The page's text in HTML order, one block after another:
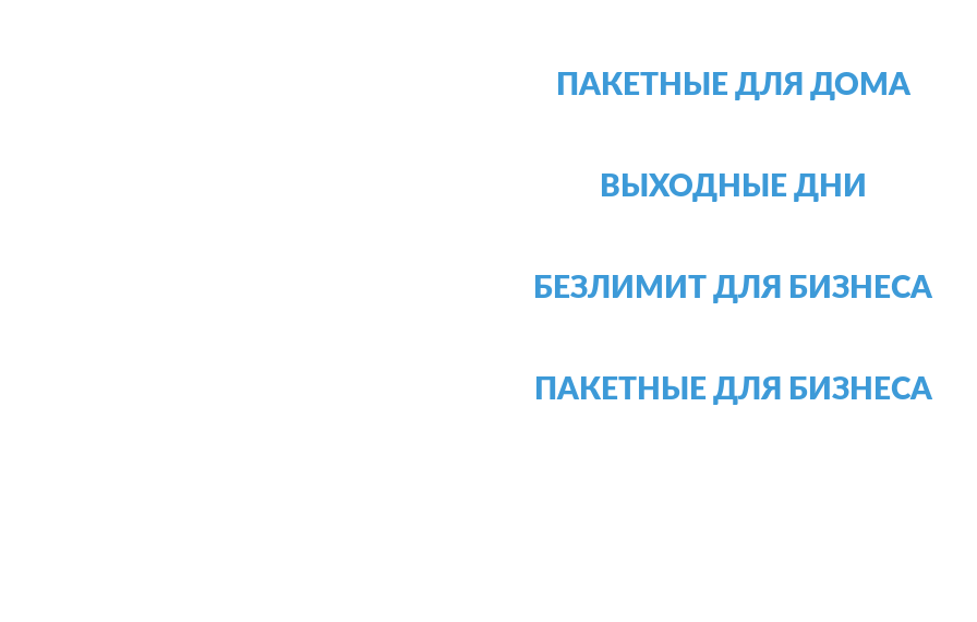
ПАКЕТНЫЕ ДЛЯ ДОМА
ВЫХОДНЫЕ ДНИ
БЕЗЛИМИТ ДЛЯ БИЗНЕСА
ПАКЕТНЫЕ ДЛЯ БИЗНЕСА